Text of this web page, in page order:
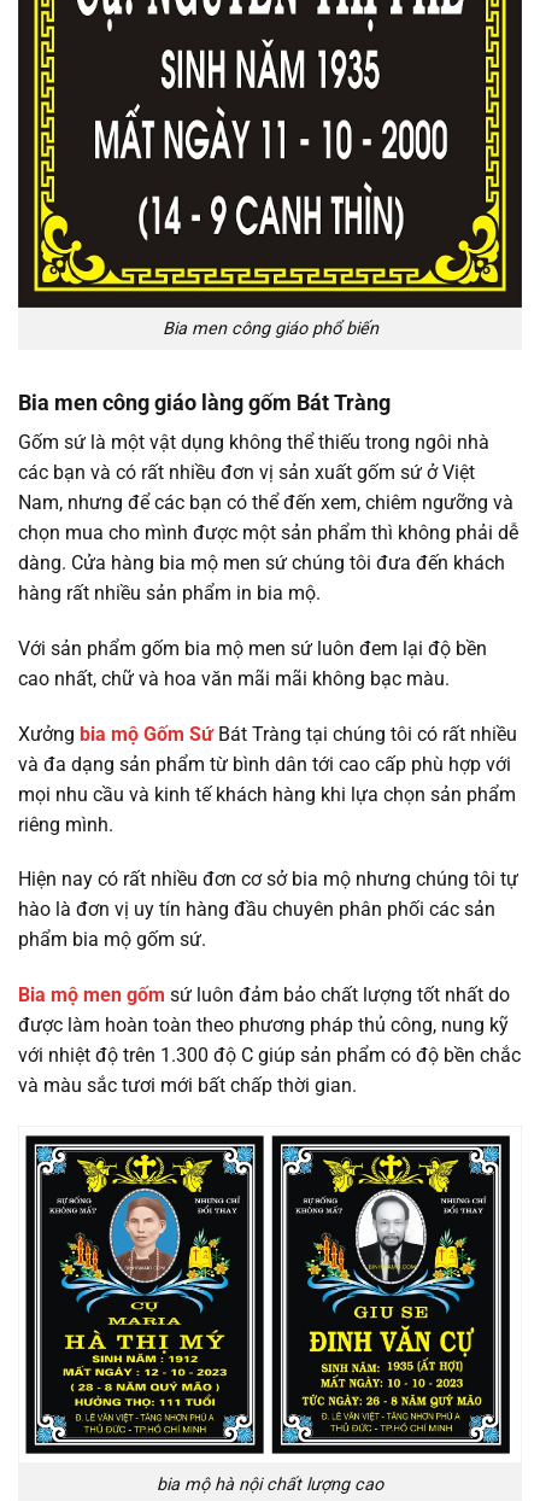
Bia men công giáo phổ biến
Bia men công giáo làng gốm Bát Tràng
Gốm sứ là một vật dụng không thể thiếu trong ngôi nhà
các bạn và có rất nhiều đơn vị sản xuất gốm sứ ở Việt
Nam, nhưng để các bạn có thể đến xem, chiêm ngưỡng và
chọn mua cho mình được một sản phẩm thì không phải dễ
dàng. Cửa hàng bia mộ men sứ chúng tôi đưa đến khách
hàng rất nhiều sản phẩm in bia mộ.
Với sản phẩm gốm bia mộ men sứ luôn đem lại độ bền
cao nhất, chữ và hoa văn mãi mãi không bạc màu.
Xưởng bia mộ Gốm SứBát Tràng tại chúng tôi có rất nhiều
và đa dạng sản phẩm từ bình dân tới cao cấp phù hợp với
mọi nhu cầu và kinh tế khách hàng khi lựa chọn sản phẩm
riêng mình.
Hiện nay có rất nhiều đơn cơ sở bia mộ nhưng chúng tôi tự
hào là đơn vị uy tín hàng đầu chuyên phân phối các sản
phẩm bia mộ gốm sứ.
Bia mộ men gốm sứ luôn đảm bảo chất lượng tốt nhất do
được làm hoàn toàn theo phương pháp thủ công, nung kỹ
với nhiệt độ trên 1.300 độ C giúp sản phẩm có độ bền chắc
và màu sắc tươi mới bất chấp thời gian.
bia mộ hà nội chất lượng cao